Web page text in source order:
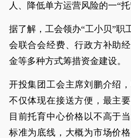
人、降低单方运营风险的一“托
据了解，工会领办“工小贝”职
会联合会经费、行政方补助
金等多种方式筹措资金建设。
开投集团工会主席刘鹏介绍
不仅体现在接送方便，最主
目前托育中心价格以不高于
标准为底线，大概为市场价